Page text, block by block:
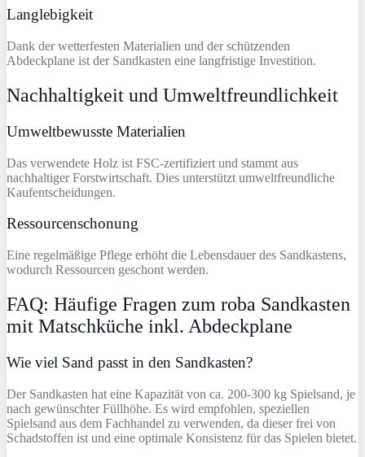
Langlebigkeit
Dank der wetterfesten Materialien und der schützenden
Abdeckplane ist der Sandkasten eine langfristige Investition.
Nachhaltigkeit und Umweltfreundlichkeit
Umweltbewusste Materialien
Das verwendete Holz ist FSC-zertifiziert und stammt aus
nachhaltiger Forstwirtschaft. Dies unterstützt umweltfreundliche
Kaufentscheidungen.
Ressourcenschonung
Eine regelmäßige Pflege erhöht die Lebensdauer des Sandkastens,
wodurch Ressourcen geschont werden.
FAQ: Häufige Fragen zum roba Sandkasten
mit Matschküche inkl. Abdeckplane
Wie viel Sand passt in den Sandkasten?
Der Sandkasten hat eine Kapazität von ca. 200-300 kg Spielsand, je
nach gewünschter Füllhöhe. Es wird empfohlen, speziellen
Spielsand aus dem Fachhandel zu verwenden, da dieser frei von
Schadstoffen ist und eine optimale Konsistenz für das Spielen bietet.